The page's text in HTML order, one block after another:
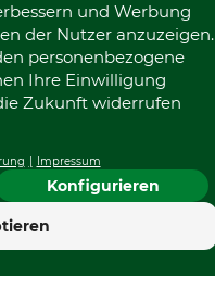
und Werbung
der Nutzer anzuzeigen.
personenbezogene
Ihre Einwilligung
Zukunft widerrufen
Impressum
Konfigurieren